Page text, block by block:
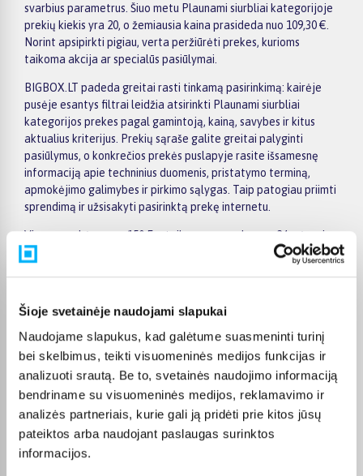
Šioje svetainėje naudojami slapukai
Naudojame slapukus, kad galėtume suasmeninti turinį
bei skelbimus, teikti visuomeninės medijos funkcijas ir
analizuoti srautą. Be to, svetainės naudojimo informaciją
bendriname su visuomeninės medijos, reklamavimo ir
analizės partneriais, kurie gali ją pridėti prie kitos jūsų
pateiktos arba naudojant paslaugas surinktos
informacijos.
svarbius parametrus. Šiuo metu Plaunami siurbliai kategorijoje
prekių kiekis yra 20, o žemiausia kaina prasideda nuo 109,30 €.
Norint apsipirkti pigiau, verta peržiūrėti prekes, kurioms
taikoma akcija ar specialūs pasiūlymai.
BIGBOX.LT padeda greitai rasti tinkamą pasirinkimą: kairėje
pusėje esantys filtrai leidžia atsirinkti Plaunami siurbliai
kategorijos prekes pagal gamintoją, kainą, savybes ir kitus
aktualius kriterijus. Prekių sąraše galite greitai palyginti
pasiūlymus, o konkrečios prekės puslapyje rasite išsamesnę
informaciją apie techninius duomenis, pristatymo terminą,
apmokėjimo galimybes ir pirkimo sąlygas. Taip patogiau priimti
sprendimą ir užsisakyti pasirinktą prekę internetu.
Visoms prekėms nuo 150 Eur taikomas nemokamas 24 mėnesių
lizingas, todėl norimą prekę galima pirkti išsimokėtinai.
Pristatymas vykdomas visoje Lietuvoje: į paštomatus nuo 2,29
nemokamas; kurjerio pristatymas kainuoja nuo 2,99 €.
Sandėlyje esančios prekės paprastai pristatomos per 1–2
darbo dienas, o tikslus kiekvienos prekės pristatymo terminas
visada nurodomas jos puslapyje.
Pasirinktą prekę iš Plaunami siurbliai kategorijos pristatysime
per nurodytą terminą. Jei patogiau užsakymą atsiimti patiems,
atitinkamai pažymėtas prekes galėsite atsiimti BIGBOX.LT
biure Veiverių g. 171, Kaune.